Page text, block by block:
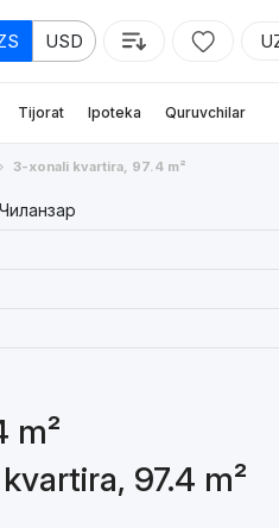
USD
Tijorat Ipoteka Quruvchilar
3-xonali kvartira, 97.4 m²
m²
97.4 m²